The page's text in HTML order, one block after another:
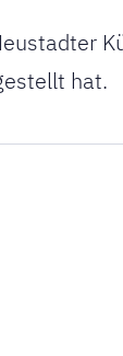
hat.